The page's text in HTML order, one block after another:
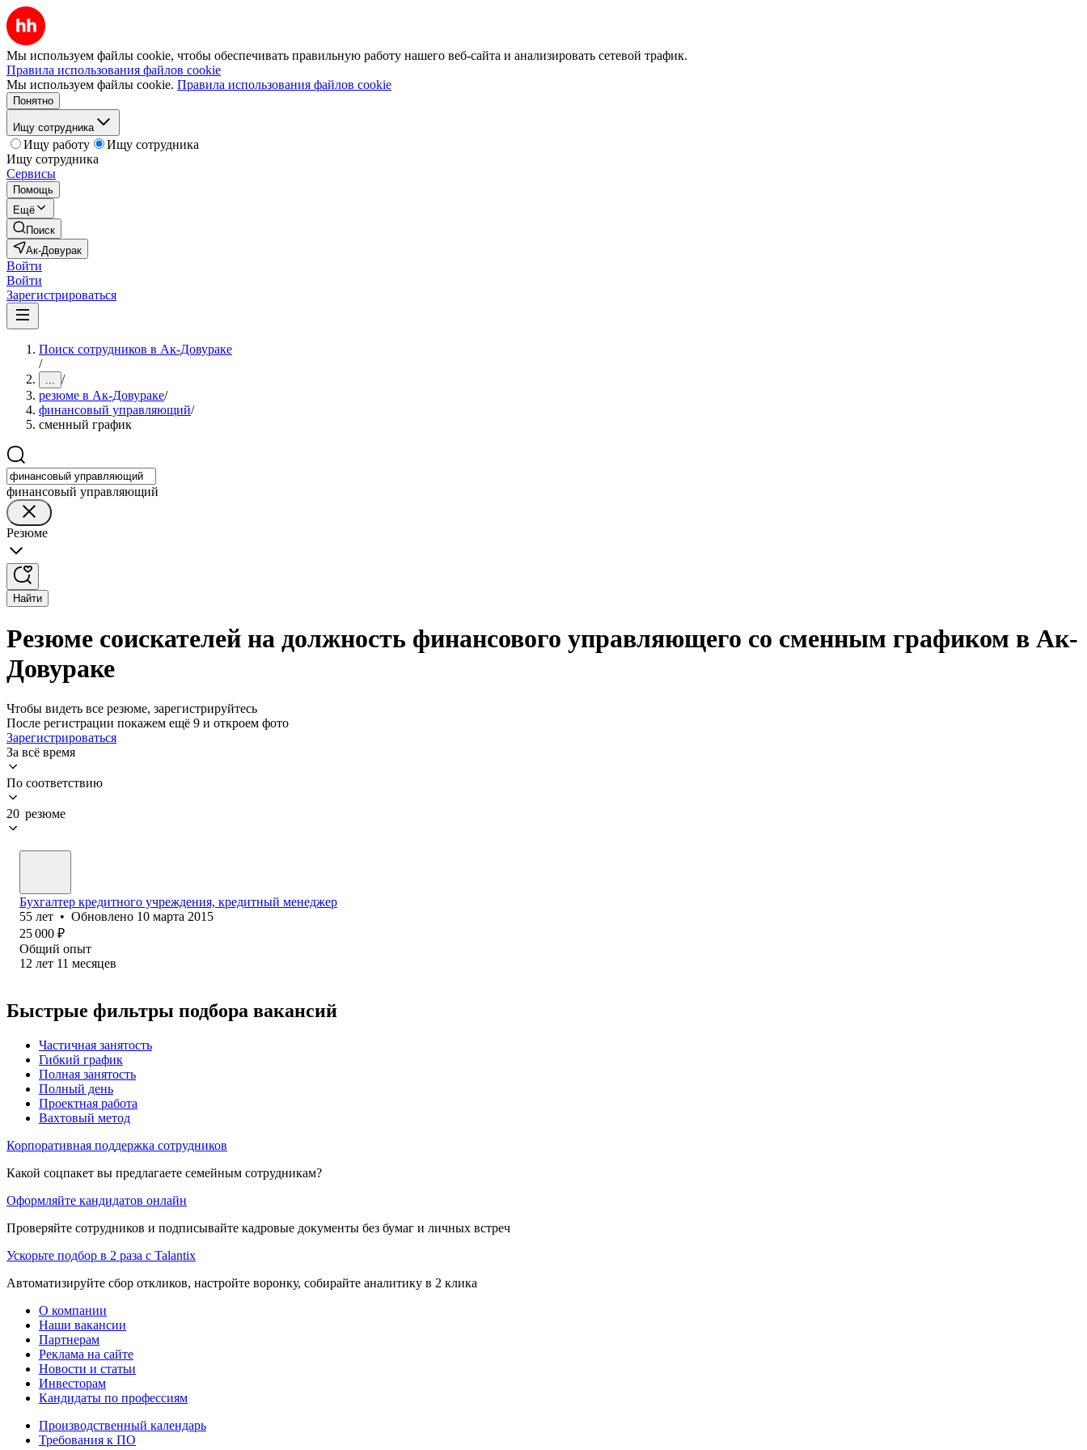
Мы используем файлы cookie, чтобы обеспечивать правильную работу нашего веб-сайта и анализировать сетевой трафик.
Правила использования файлов cookie
Мы используем файлы cookie. Правила использования файлов cookie
Понятно
Ищу сотрудника
Ищу работу
Ищу сотрудника
Ищу сотрудника
Сервисы
Помощь
Ещё
Поиск
Ак-Довурак
Войти
Войти
Зарегистрироваться
Поиск сотрудников в Ак-Довураке
/
... /
резюме в Ак-Довураке/
финансовый управляющий/
сменный график
финансовый управляющий
Резюме
Найти
Резюме соискателей на должность финансового управляющего со сменным графиком в Ак-
Довураке
Чтобы видеть все резюме, зарегистрируйтесь
После регистрации покажем ещё 9 и откроем фото
Зарегистрироваться
За всё время
По соответствию
20 резюме
Бухгалтер кредитного учреждения, кредитный менеджер
55 лет • Обновлено 10 марта 2015
25 000 ₽
Общий опыт
12 лет 11 месяцев
Быстрые фильтры подбора вакансий
Частичная занятость
Гибкий график
Полная занятость
Полный день
Проектная работа
Вахтовый метод
Корпоративная поддержка сотрудников
Какой соцпакет вы предлагаете семейным сотрудникам?
Оформляйте кандидатов онлайн
Проверяйте сотрудников и подписывайте кадровые документы без бумаг и личных встреч
Ускорьте подбор в 2 раза с Talantix
Автоматизируйте сбор откликов, настройте воронку, собирайте аналитику в 2 клика
О компании
Наши вакансии
Партнерам
Реклама на сайте
Новости и статьи
Инвесторам
Кандидаты по профессиям
Производственный календарь
Требования к ПО